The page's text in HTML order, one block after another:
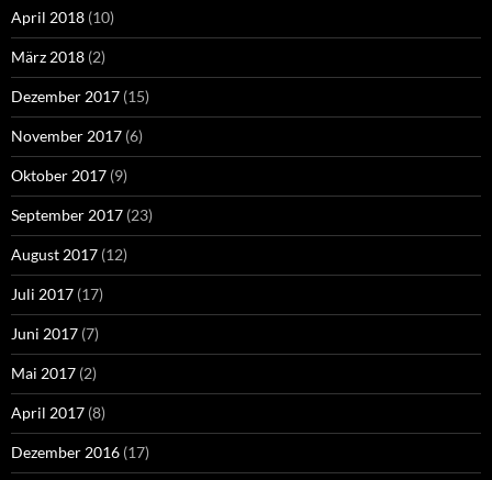
April 2018 (10)
März 2018 (2)
Dezember 2017 (15)
November 2017 (6)
Oktober 2017 (9)
September 2017 (23)
August 2017 (12)
Juli 2017 (17)
Juni 2017 (7)
Mai 2017 (2)
April 2017 (8)
Dezember 2016 (17)